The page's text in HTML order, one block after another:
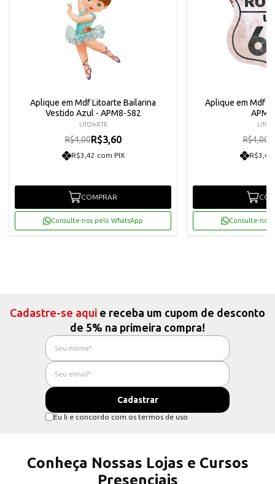
Aplique em Mdf Litoarte Bailarina
Vestido Azul - APM8-582
LITOARTE
R$4,00R$3,60
R$3,42 com PIX
COMPRAR
Consulte-nos pelo WhatsApp
Aplique em Mdf
R$4,00
R$3,42
Consulte-nos
Cadastre-se aqui e receba um cupom de desconto
de 5% na primeira compra!
Eu li e concordo com os termos de uso
Conheça Nossas Lojas e Cursos
Presenciais